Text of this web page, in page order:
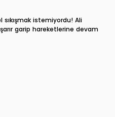
sıkışmak istemiyordu! Ali
garip hareketlerine devam